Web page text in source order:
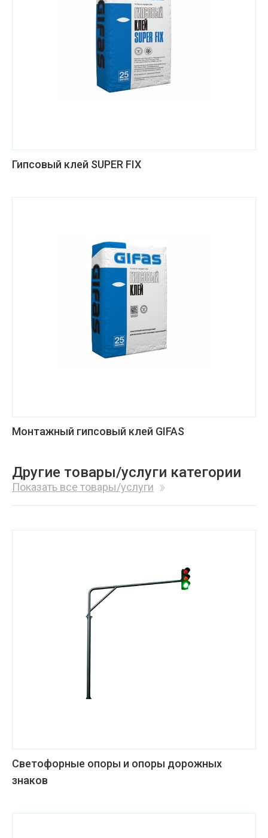
Гипсовый клей SUPER FIX
Монтажный гипсовый клей GIFAS
Другие товары/услуги категории
Показать все товары/услуги
Светофорные опоры и опоры дорожных
знаков